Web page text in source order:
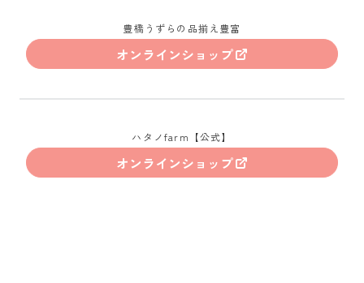
豊橋うずらの品揃え豊富
オンラインショップ
ハタノfarm【公式】
オンラインショップ